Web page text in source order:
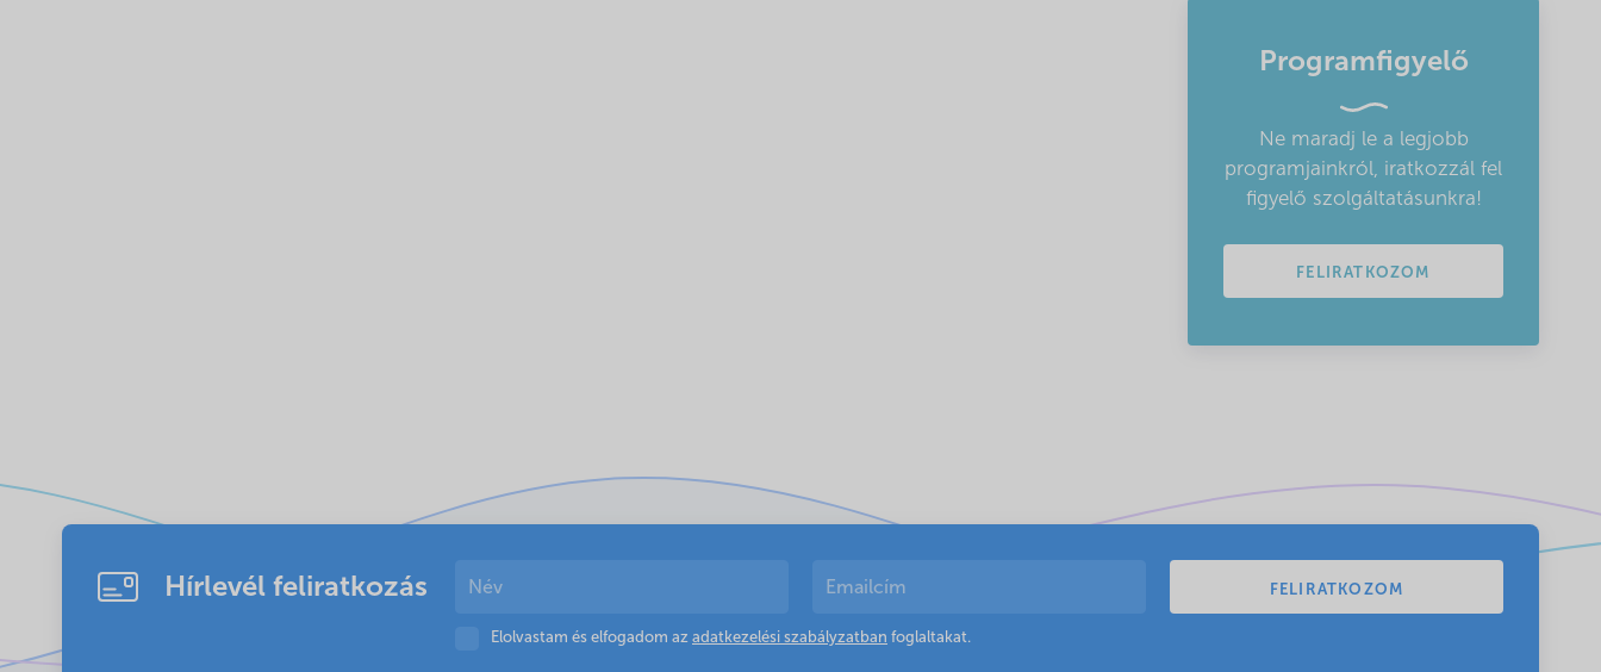
Programfigyelő
Ne maradj le a legjobb
programjainkról, iratkozzál fel
figyelő szolgáltatásunkra!
FELIRATKOZOM
Hírlevél feliratkozás
Elolvastam és elfogadom az adatkezelési szabályzatban foglaltakat.